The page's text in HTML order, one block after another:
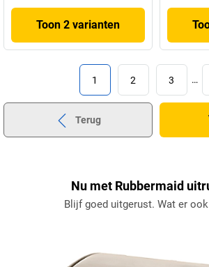
Toon 2 varianten
1 2 3 …
Terug
Nu met Rubbermaid
Blijf goed uitgerust. Wat er